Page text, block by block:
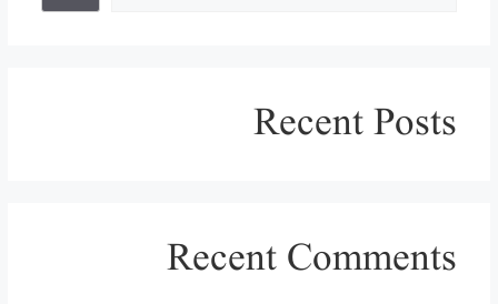
Recent Posts
Recent Comments